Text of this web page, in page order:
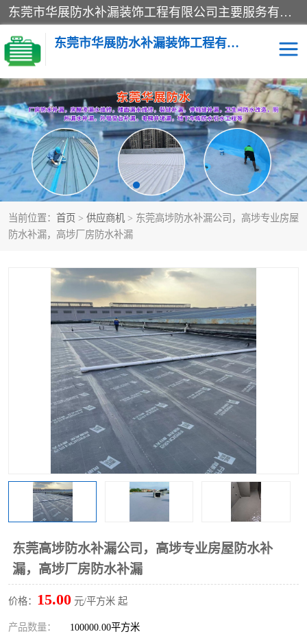
东莞市华展防水补漏装饰工程有限公司主要服务有：东莞防水补漏，东莞厂房防水补漏，东莞房屋渗漏水维修，楼面漏水维修，裂缝补漏，伸缩缝补漏，卫生间防水改造，厕所漏水补漏，外墙窗台补漏，电梯井堵漏，地下车库防水引水工程等
东莞市华展防水补漏装饰工程有限公司
当前位置： 首页 > 供应商机 > 东莞高埗防水补漏公司，高埗专业房屋
防水补漏，高埗厂房防水补漏
东莞高埗防水补漏公司，高埗专业房屋防水补
漏，高埗厂房防水补漏
价格： 15.00 元/平方米 起
产品数量： 100000.00平方米
楼面防水补漏 外墙防水补漏
阳台卫生间防水补漏 地下室防水补漏
金属房搭建及补漏